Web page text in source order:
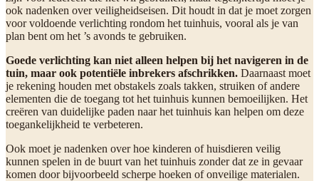
ook nadenken over veiligheidseisen. Dit houdt in dat je moet zorgen
voor voldoende verlichting rondom het tuinhuis, vooral als je van
plan bent om het ’s avonds te gebruiken.
Goede verlichting kan niet alleen helpen bij het navigeren in de
tuin, maar ook potentiële inbrekers afschrikken. Daarnaast moet
je rekening houden met obstakels zoals takken, struiken of andere
elementen die de toegang tot het tuinhuis kunnen bemoeilijken. Het
creëren van duidelijke paden naar het tuinhuis kan helpen om deze
toegankelijkheid te verbeteren.
Ook moet je nadenken over hoe kinderen of huisdieren veilig
kunnen spelen in de buurt van het tuinhuis zonder dat ze in gevaar
komen door bijvoorbeeld scherpe hoeken of onveilige materialen.